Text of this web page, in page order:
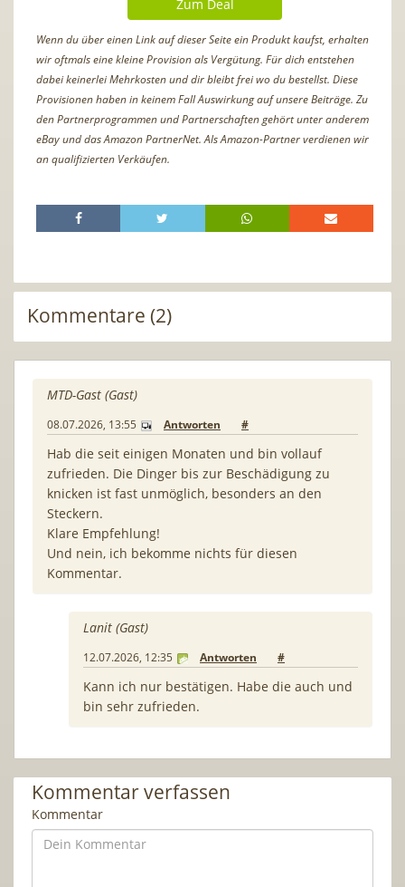
Zum Deal
Wenn du über einen Link auf dieser Seite ein Produkt kaufst, erhalten
wir oftmals eine kleine Provision als Vergütung. Für dich entstehen
dabei keinerlei Mehrkosten und dir bleibt frei wo du bestellst. Diese
Provisionen haben in keinem Fall Auswirkung auf unsere Beiträge. Zu
den Partnerprogrammen und Partnerschaften gehört unter anderem
eBay und das Amazon PartnerNet. Als Amazon-Partner verdienen wir
an qualifizierten Verkäufen.
Kommentare (2)
MTD-Gast (Gast)
08.07.2026, 13:55 Antworten #
Hab die seit einigen Monaten und bin vollauf
zufrieden. Die Dinger bis zur Beschädigung zu
knicken ist fast unmöglich, besonders an den
Steckern.
Klare Empfehlung!
Und nein, ich bekomme nichts für diesen
Kommentar.
Lanit (Gast)
12.07.2026, 12:35 Antworten #
Kann ich nur bestätigen. Habe die auch und
bin sehr zufrieden.
Kommentar verfassen
Kommentar